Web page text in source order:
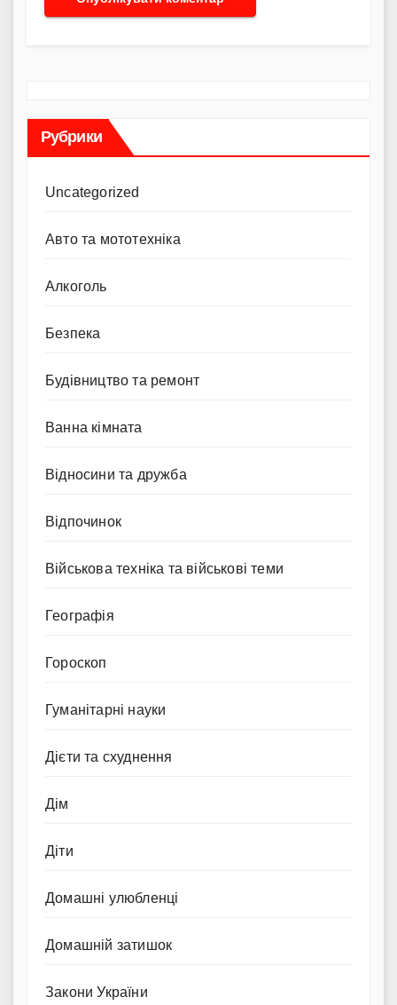
Рубрики
Uncategorized
Авто та мототехніка
Алкоголь
Безпека
Будівництво та ремонт
Ванна кімната
Відносини та дружба
Відпочинок
Військова техніка та військові теми
Географія
Гороскоп
Гуманітарні науки
Дієти та схуднення
Дім
Діти
Домашні улюбленці
Домашній затишок
Закони України